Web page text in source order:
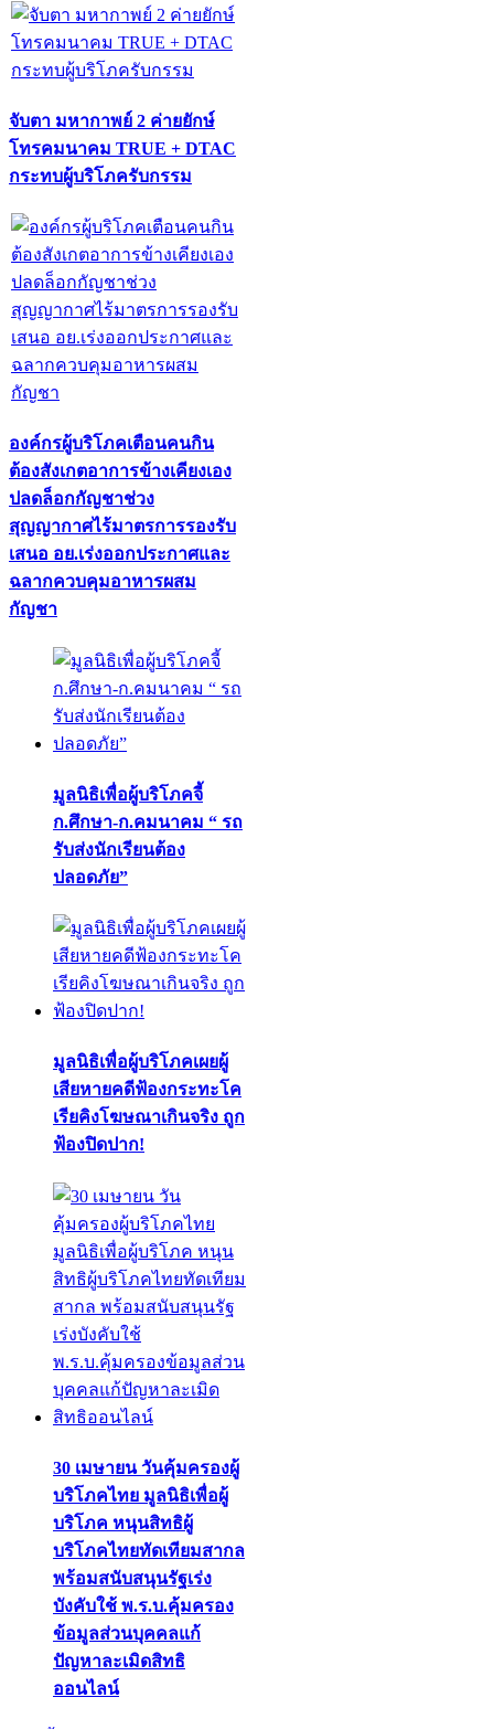
จับตา มหากาพย์ 2 ค่ายยักษ์
โทรคมนาคม TRUE + DTAC
กระทบผู้บริโภครับกรรม
องค์กรผู้บริโภคเตือนคนกิน
ต้องสังเกตอาการข้างเคียงเอง
ปลดล็อกกัญชาช่วง
สุญญากาศไร้มาตรการรองรับ
เสนอ อย.เร่งออกประกาศและ
ฉลากควบคุมอาหารผสม
กัญชา
มูลนิธิเพื่อผู้บริโภคจี้
ก.ศึกษา-ก.คมนาคม “ รถ
รับส่งนักเรียนต้อง
ปลอดภัย”
มูลนิธิเพื่อผู้บริโภคเผยผู้
เสียหายคดีฟ้องกระทะโค
เรียคิงโฆษณาเกินจริง ถูก
ฟ้องปิดปาก!
30 เมษายน วันคุ้มครองผู้
บริโภคไทย มูลนิธิเพื่อผู้
บริโภค หนุนสิทธิผู้
บริโภคไทยทัดเทียมสากล
พร้อมสนับสนุนรัฐเร่ง
บังคับใช้ พ.ร.บ.คุ้มครอง
ข้อมูลส่วนบุคคลแก้
ปัญหาละเมิดสิทธิ
ออนไลน์